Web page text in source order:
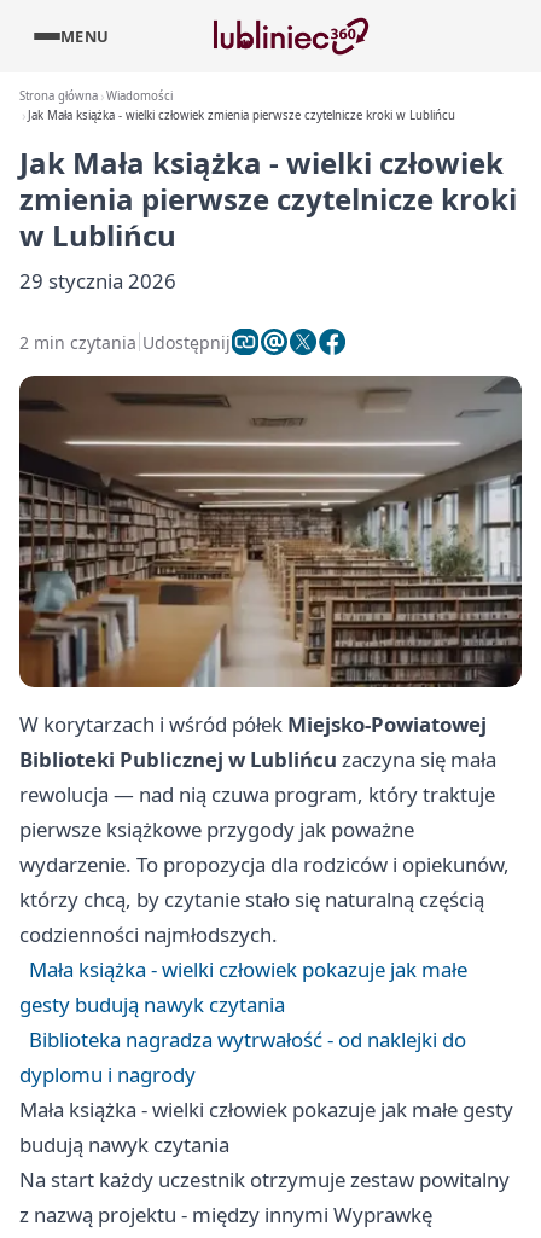
MENU
Strona główna Wiadomości
Jak Mała książka - wielki człowiek zmienia pierwsze czytelnicze kroki w Lublińcu
Jak Mała książka - wielki człowiek
zmienia pierwsze czytelnicze kroki
w Lublińcu
29 stycznia 2026
2 min czytania Udostępnij
W korytarzach i wśród półek Miejsko-Powiatowej
Biblioteki Publicznej w Lublińcu zaczyna się mała
rewolucja — nad nią czuwa program, który traktuje
pierwsze książkowe przygody jak poważne
wydarzenie. To propozycja dla rodziców i opiekunów,
którzy chcą, by czytanie stało się naturalną częścią
codzienności najmłodszych.
Mała książka - wielki człowiek pokazuje jak małe
gesty budują nawyk czytania
Biblioteka nagradza wytrwałość - od naklejki do
dyplomu i nagrody
Mała książka - wielki człowiek pokazuje jak małe gesty
budują nawyk czytania
Na start każdy uczestnik otrzymuje zestaw powitalny
z nazwą projektu - między innymi Wyprawkę